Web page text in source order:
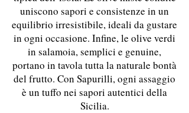
uniscono sapori e consistenze in un
equilibrio irresistibile, ideali da gustare
in ogni occasione. Infine, le olive verdi
in salamoia, semplici e genuine,
portano in tavola tutta la naturale bontà
del frutto. Con Sapurilli, ogni assaggio
è un tuffo nei sapori autentici della
Sicilia.